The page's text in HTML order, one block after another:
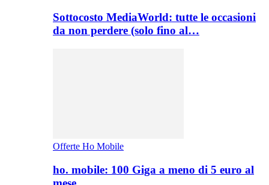
Sottocosto MediaWorld: tutte le occasioni
da non perdere (solo fino al…
Offerte Ho Mobile
ho. mobile: 100 Giga a meno di 5 euro al